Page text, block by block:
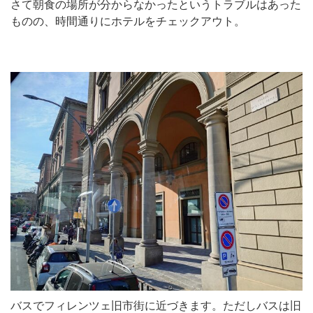
さて朝食の場所が分からなかったというトラブルはあった
ものの、時間通りにホテルをチェックアウト。
バスでフィレンツェ旧市街に近づきます。ただしバスは旧